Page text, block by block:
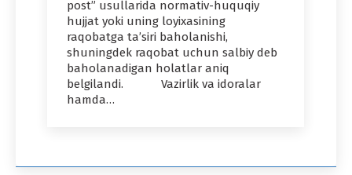
post” usullarida normativ-huquqiy
hujjat yoki uning loyixasining
raqobatga taʼsiri baholanishi,
shuningdek raqobat uchun salbiy deb
baholanadigan holatlar aniq
belgilandi. Vazirlik va idoralar
hamda…